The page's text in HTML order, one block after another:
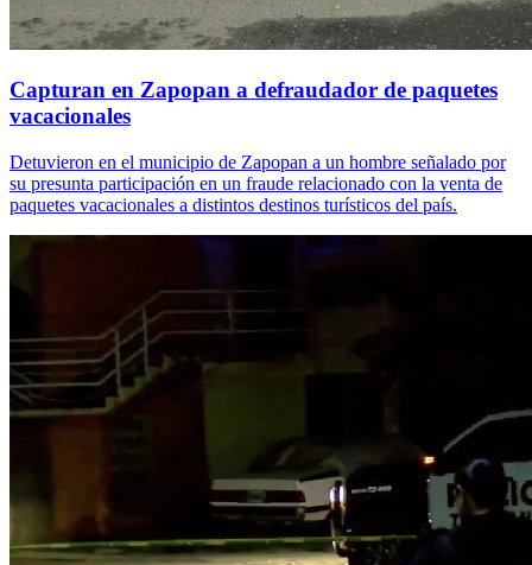
Capturan en Zapopan a defraudador de paquetes
vacacionales
Detuvieron en el municipio de Zapopan a un hombre señalado por
su presunta participación en un fraude relacionado con la venta de
paquetes vacacionales a distintos destinos turísticos del país.